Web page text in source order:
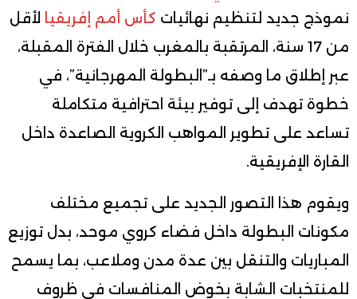
نموذج جديد لتنظيم نهائيات كأس أمم إفريقيا لأقل
من 17 سنة، المرتقبة بالمغرب خلال الفترة المقبلة،
عبر إطلاق ما وصفه بـ”البطولة المهرجانية”، في
خطوة تهدف إلى توفير بيئة احترافية متكاملة
تساعد على تطوير المواهب الكروية الصاعدة داخل
القارة الإفريقية.
ويقوم هذا التصور الجديد على تجميع مختلف
مكونات البطولة داخل فضاء كروي موحد، بدل توزيع
المباريات والتنقل بين عدة مدن وملاعب، بما يسمح
للمنتخبات الشابة بخوض المنافسات في ظروف